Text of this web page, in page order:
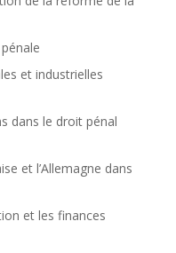
et industrielles
dans le droit pénal
et l’Allemagne dans
et les finances